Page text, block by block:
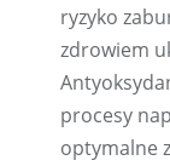
ryzyko
zdrowiem
procesy
optymalne